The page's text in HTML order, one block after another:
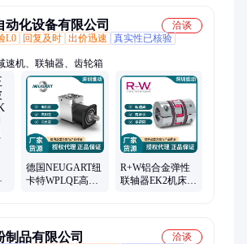
动化设备有限公司
洽谈
L0 回复及时 出价迅速
真实性已核验
速机、联轴器、齿轮箱
德国NEUGART纽
卡特WPLQE高精
R+W铝合金弹性
联轴器EK2机床包
制品有限公司
洽谈